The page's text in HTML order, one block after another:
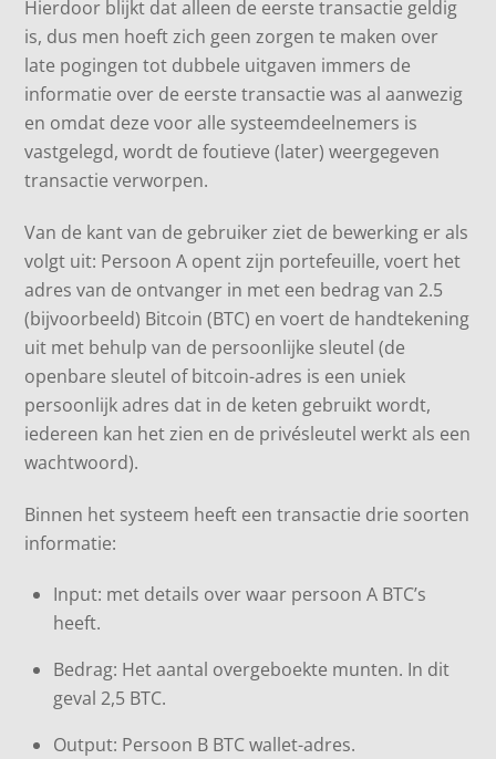
Hierdoor blijkt dat alleen de eerste transactie geldig
is, dus men hoeft zich geen zorgen te maken over
late pogingen tot dubbele uitgaven immers de
informatie over de eerste transactie was al aanwezig
en omdat deze voor alle systeemdeelnemers is
vastgelegd, wordt de foutieve (later) weergegeven
transactie verworpen.
Van de kant van de gebruiker ziet de bewerking er als
volgt uit: Persoon A opent zijn portefeuille, voert het
adres van de ontvanger in met een bedrag van 2.5
(bijvoorbeeld) Bitcoin (BTC) en voert de handtekening
uit met behulp van de persoonlijke sleutel (de
openbare sleutel of bitcoin-adres is een uniek
persoonlijk adres dat in de keten gebruikt wordt,
iedereen kan het zien en de privésleutel werkt als een
wachtwoord).
Binnen het systeem heeft een transactie drie soorten
informatie:
Input: met details over waar persoon A BTC’s
heeft.
Bedrag: Het aantal overgeboekte munten. In dit
geval 2,5 BTC.
Output: Persoon B BTC wallet-adres.